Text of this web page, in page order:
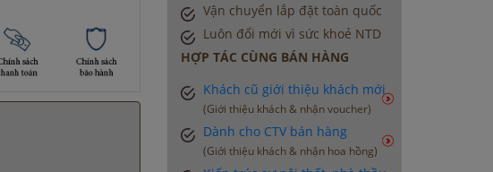
Vận chuyển lắp đặt toàn quốc
Luôn đổi mới vì sức khoẻ NTD
HỢP TÁC CÙNG BÁN HÀNG
Khách cũ giới thiệu khách mới
(Giới thiệu khách & nhận voucher)
Dành cho CTV bán hàng
(Giới thiệu khách & nhận hoa hồng)